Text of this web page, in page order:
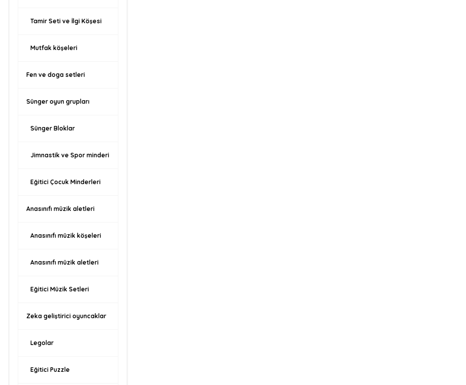
Tamir Seti ve İlgi Köşesi
Mutfak köşeleri
Fen ve doga setleri
Sünger oyun grupları
Sünger Bloklar
Jimnastik ve Spor minderi
Eğitici Çocuk Minderleri
Anasınıfı müzik aletleri
Anasınıfı müzik köşeleri
Anasınıfı müzik aletleri
Eğitici Müzik Setleri
Zeka geliştirici oyuncaklar
Legolar
Eğitici Puzzle